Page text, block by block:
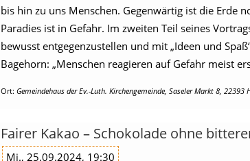
bis hin zu uns Menschen. Gegenwärtig ist die Erde
Paradies ist in Gefahr. Im zweiten Teil seines
bewusst entgegenzustellen und mit „Ideen und
Bagehorn: „Menschen reagieren auf Gefahr meist
Ort: Gemeindehaus der Ev.-Luth. Kirchengemeinde, Saseler Markt 8, 22393
Fairer Kakao – Schokolade ohne
Mi., 25.09.2024, 19:30